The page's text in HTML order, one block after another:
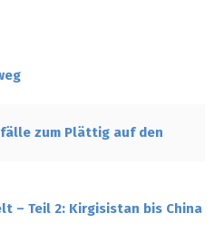
zum Plättig auf den
– Teil 2: Kirgisistan bis China